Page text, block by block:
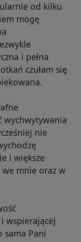
od kilku
mogę
i pełna
czułam się
wychwytywania
nie
i większe
mnie oraz w
wspierającej
sama Pani